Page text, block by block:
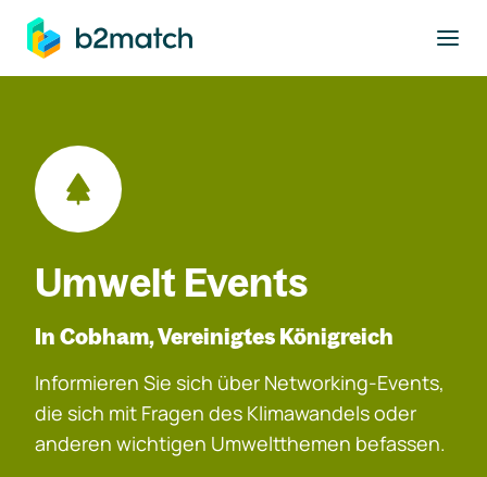
springen
Umwelt Events
In Cobham, Vereinigtes Königreich
Informieren Sie sich über Networking-Events,
die sich mit Fragen des Klimawandels oder
anderen wichtigen Umweltthemen befassen.